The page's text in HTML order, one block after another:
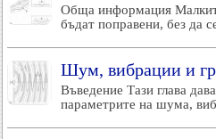
Обща информация
бъдат поправени, без да
Шум, вибрации и
Въведение Тази глава
параметрите на шума,